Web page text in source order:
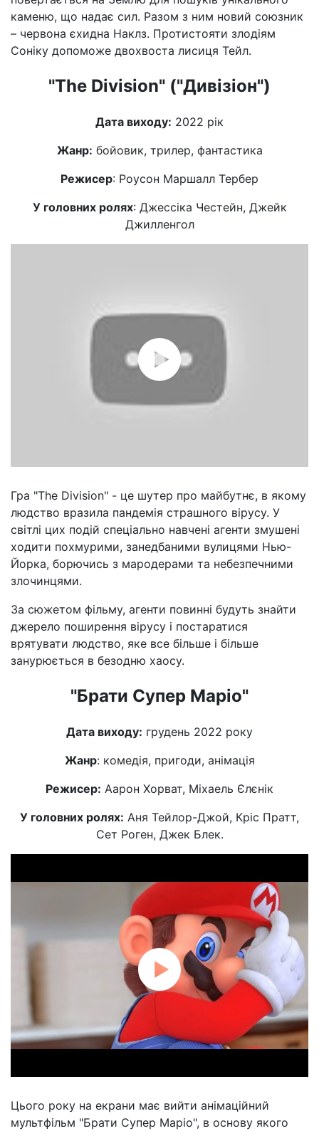
каменю, що надає сил. Разом з ним новий союзник
– червона єхидна Наклз. Протистояти злодіям
Соніку допоможе двохвоста лисиця Тейл.
"The Division" ("Дивізіон")
Дата виходу: 2022 рік
Жанр: бойовик, трилер, фантастика
Режисер: Роусон Маршалл Тербер
У головних ролях: Джессіка Честейн, Джейк
Джилленгол
Гра "The Division" - це шутер про майбутнє, в якому
людство вразила пандемія страшного вірусу. У
світлі цих подій спеціально навчені агенти змушені
ходити похмурими, занедбаними вулицями Нью-
Йорка, борючись з мародерами та небезпечними
злочинцями.
За сюжетом фільму, агенти повинні будуть знайти
джерело поширення вірусу і постаратися
врятувати людство, яке все більше і більше
занурюється в безодню хаосу.
"Брати Супер Маріо"
Дата виходу: грудень 2022 року
Жанр: комедія, пригоди, анімація
Режисер: Аарон Хорват, Міхаель Єлєнік
У головних ролях: Аня Тейлор-Джой, Кріс Пратт,
Сет Роген, Джек Блек.
Цього року на екрани має вийти анімаційний
мультфільм "Брати Супер Маріо", в основу якого